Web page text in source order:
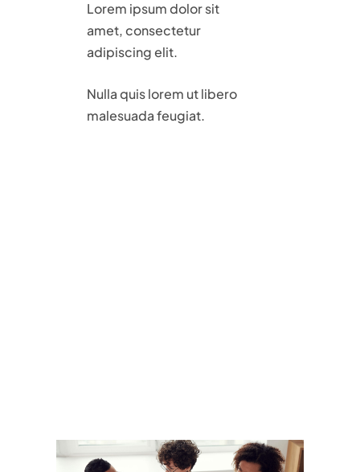
Lorem ipsum dolor sit
amet, consectetur
adipiscing elit.
Nulla quis lorem ut libero
malesuada feugiat.